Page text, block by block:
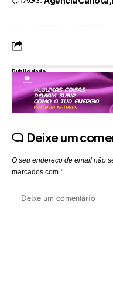
Publicidade
Deixe um
O seu endereço de email não
marcados com *